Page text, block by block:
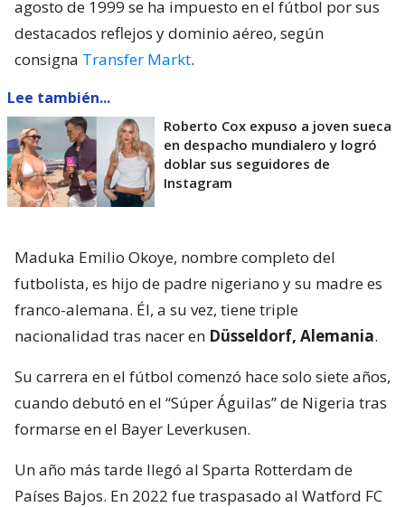
agosto de 1999 se ha impuesto en el fútbol por sus
destacados reflejos y dominio aéreo, según
consigna Transfer Markt.
Lee también...
Roberto Cox expuso a joven sueca
en despacho mundialero y logró
doblar sus seguidores de
Instagram
Maduka Emilio Okoye, nombre completo del
futbolista, es hijo de padre nigeriano y su madre es
franco-alemana. Él, a su vez, tiene triple
nacionalidad tras nacer en Düsseldorf, Alemania.
Su carrera en el fútbol comenzó hace solo siete años,
cuando debutó en el “Súper Águilas” de Nigeria tras
formarse en el Bayer Leverkusen.
Un año más tarde llegó al Sparta Rotterdam de
Países Bajos. En 2022 fue traspasado al Watford FC